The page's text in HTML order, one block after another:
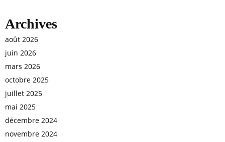
Archives
août 2026
juin 2026
mars 2026
octobre 2025
juillet 2025
mai 2025
décembre 2024
novembre 2024